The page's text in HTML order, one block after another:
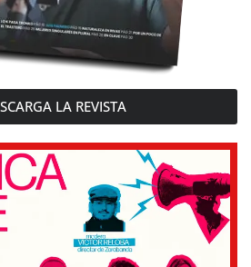
LA REVISTA